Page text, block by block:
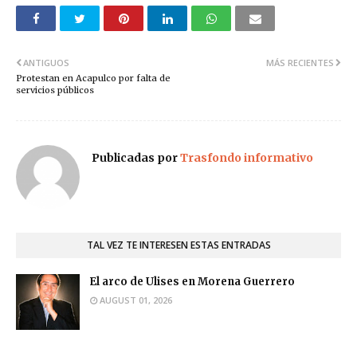
MÁS RECIENTES
ANTIGUOS
Protestan en Acapulco por falta de
servicios públicos
Publicadas porTrasfondo informativo
TAL VEZ TE INTERESEN ESTAS ENTRADAS
El arco de Ulises en Morena Guerrero
AUGUST 01, 2026